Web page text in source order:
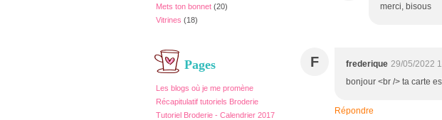
Mets ton bonnet (20)
Vitrines (18)
Pages
Les blogs où je me promène
Récapitulatif tutoriels Broderie
Tutoriel Broderie - Calendrier 2017
merci, bisous
F frederique 29/05/2022
bonjour <br /> ta carte
Répondre